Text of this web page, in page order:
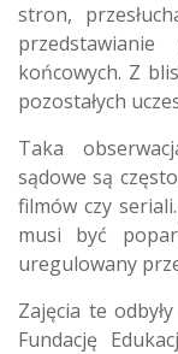
stron,
końcowych. Z
pozostałych
Taka
sądowe są
filmów czy
musi być
uregulowany
Zajęcia te
Fundację